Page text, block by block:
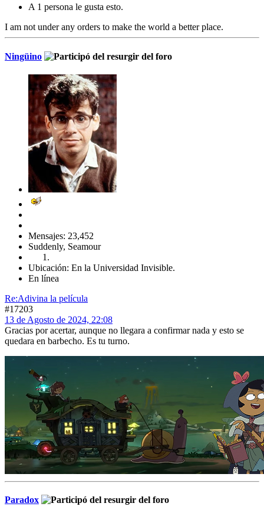
A 1 persona le gusta esto.
I am not under any orders to make the world a better place.
Ningüino
Mensajes: 23,452
Suddenly, Seamour
Ubicación: En la Universidad Invisible.
En línea
Re:Adivina la película
#17203
13 de Agosto de 2024, 22:08
Gracias por acertar, aunque no llegara a confirmar nada y esto se
quedara en barbecho. Es tu turno.
Paradox